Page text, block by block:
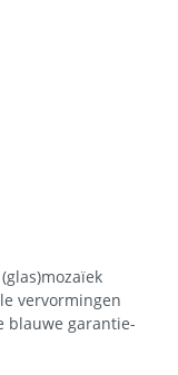
vervormingen
blauwe garantie-